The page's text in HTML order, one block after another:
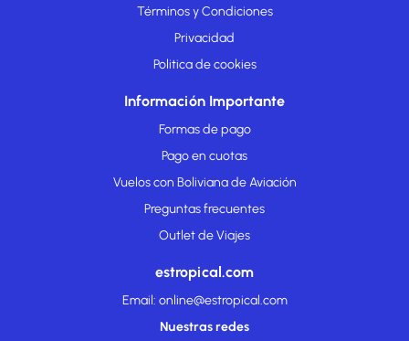
Términos y Condiciones
Privacidad
Politica de cookies
Información Importante
Formas de pago
Pago en cuotas
Vuelos con Boliviana de Aviación
Preguntas frecuentes
Outlet de Viajes
estropical.com
Email: online@estropical.com
Nuestras redes